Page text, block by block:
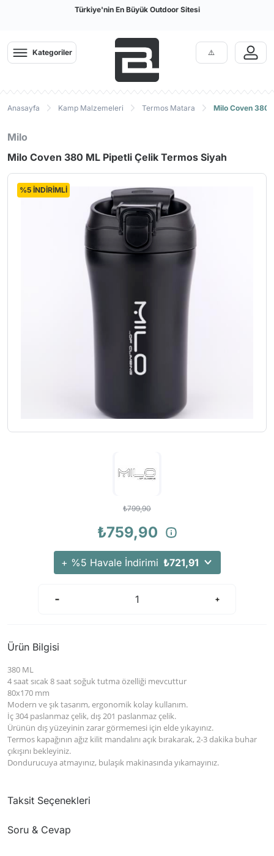
Türkiye'nin En Büyük Outdoor Sitesi
Kategoriler
Anasayfa Kamp Malzemeleri Termos Matara Milo Coven 380
Milo
Milo Coven 380 ML Pipetli Çelik Termos Siyah
%5 İNDİRİMLİ
₺799,90
₺759,90
+ %5 Havale İndirimi ₺721,91
Ürün Bilgisi
380 ML
4 saat sıcak 8 saat soğuk tutma özelliği mevcuttur
80x170 mm
Modern ve şık tasarım, ergonomik kolay kullanım.
İç 304 paslanmaz çelik, dış 201 paslanmaz çelik.
Ürünün dış yüzeyinin zarar görmemesi için elde yıkayınız.
Termos kapağının ağız kilit mandalını açık bırakarak, 2-3 dakika buhar
çıkışını bekleyiniz.
Dondurucuya atmayınız, bulaşık makinasında yıkamayınız.
Taksit Seçenekleri
Soru & Cevap